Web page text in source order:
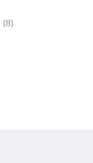
(8)